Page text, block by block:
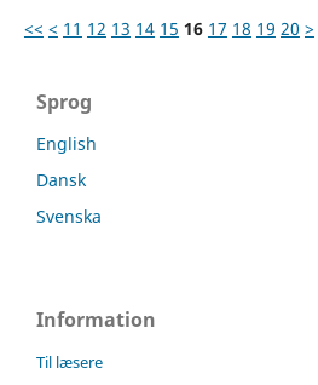
<< < 11 12 13 14 15 16 17 18 19 20 >
Sprog
English
Dansk
Svenska
Information
Til læsere